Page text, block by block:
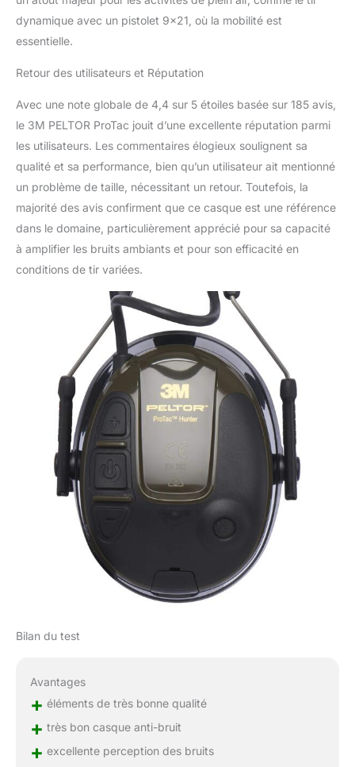
dynamique avec un pistolet 9×21, où la mobilité est
essentielle.
Retour des utilisateurs et Réputation
Avec une note globale de 4,4 sur 5 étoiles basée sur 185 avis,
le 3M PELTOR ProTac jouit d’une excellente réputation parmi
les utilisateurs. Les commentaires élogieux soulignent sa
qualité et sa performance, bien qu’un utilisateur ait mentionné
un problème de taille, nécessitant un retour. Toutefois, la
majorité des avis confirment que ce casque est une référence
dans le domaine, particulièrement apprécié pour sa capacité
à amplifier les bruits ambiants et pour son efficacité en
conditions de tir variées.
Bilan du test
Avantages
+ éléments de très bonne qualité
+ très bon casque anti-bruit
+ excellente perception des bruits